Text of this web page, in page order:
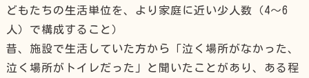
どもたちの生活単位を、より家庭に近い少人数（4～6
人）で構成すること）
昔、施設で生活していた方から「泣く場所がなかった、
泣く場所がトイレだった」と聞いたことがあり、ある程